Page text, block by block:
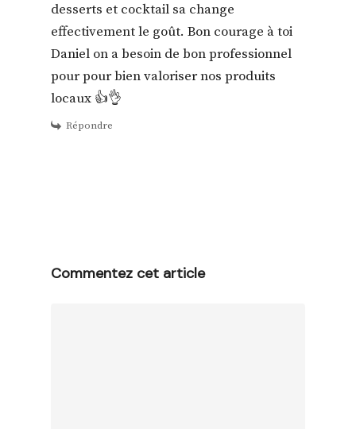
desserts et cocktail sa change
effectivement le goût. Bon courage à toi
Daniel on a besoin de bon professionnel
pour pour bien valoriser nos produits
locaux 👍👌
Répondre
Commentez cet article